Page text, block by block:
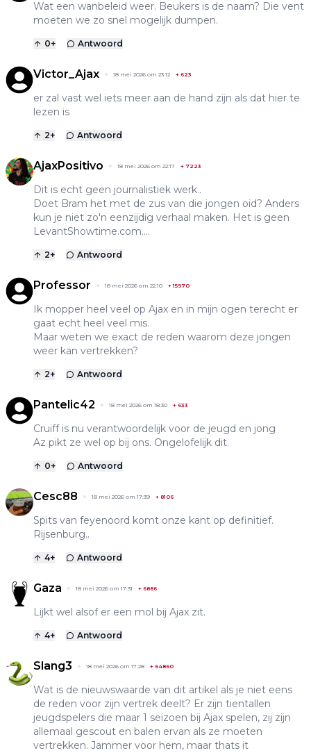
Wat een wanbeleid weer. Beukers is de naam? Die vent
moeten we zo snel mogelijk dumpen.
0+ Antwoord
Victor_Ajax 18 mei 2026 om 23:12 + 623
er zal vast wel iets meer aan de hand zijn als dat hier te
lezen is
2+ Antwoord
AjaxPositivo 18 mei 2026 om 22:17 + 7223
Dit is echt geen journalistiek werk..
Doet Bram het met de zus van die jongen oid? Anders
kun je niet zo'n eenzijdig verhaal maken. Het is geen
LevantShowtime.com....
2+ Antwoord
Professor 18 mei 2026 om 22:10 +15970
Ik mopper heel veel op Ajax en in mijn ogen terecht er
gaat echt heel veel mis.
Maar weten we exact de reden waarom deze jongen
weer kan vertrekken?
2+ Antwoord
Pantelic42 18 mei 2026 om 18:30 + 633
Cruiff is nu verantwoordelijk voor de jeugd en jong
Az pikt ze wel op bij ons. Ongelofelijk dit.
0+ Antwoord
Cesc88 18 mei 2026 om 17:39 + 8106
Spits van feyenoord komt onze kant op definitief.
Rijsenburg..
4+ Antwoord
Gaza 18 mei 2026 om 17:31 + 6886
Lijkt wel alsof er een mol bij Ajax zit.
4+ Antwoord
Slang3 18 mei 2026 om 17:28 + 64860
Wat is de nieuwswaarde van dit artikel als je niet eens
de reden voor zijn vertrek deelt? Er zijn tientallen
jeugdspelers die maar 1 seizoen bij Ajax spelen, zij zijn
allemaal gescout en balen ervan als ze moeten
vertrekken. Jammer voor hem, maar thats it